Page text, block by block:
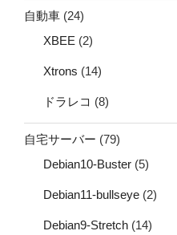
自動車 (24)
XBEE (2)
Xtrons (14)
ドラレコ (8)
自宅サーバー (79)
Debian10-Buster (5)
Debian11-bullseye (2)
Debian9-Stretch (14)